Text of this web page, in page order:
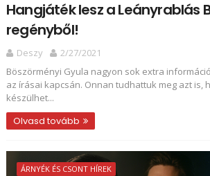
Hangjáték lesz a Leányrablás
regényből!
Deszy
2/27/2021
Böszörményi Gyula nagyon sok extra
az írásai kapcsán. Onnan tudhattuk meg azt is,
készülhet...
Olvasd tovább
ÁRNYÉK ÉS CSONT HÍREK